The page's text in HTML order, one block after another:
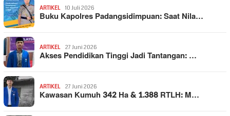
ARTIKEL 10 Juli 2026
Buku Kapolres Padangsidimpuan: Saat Nila…
ARTIKEL 27 Juni 2026
Akses Pendidikan Tinggi Jadi Tantangan: …
ARTIKEL 27 Juni 2026
Kawasan Kumuh 342 Ha & 1.388 RTLH: M…